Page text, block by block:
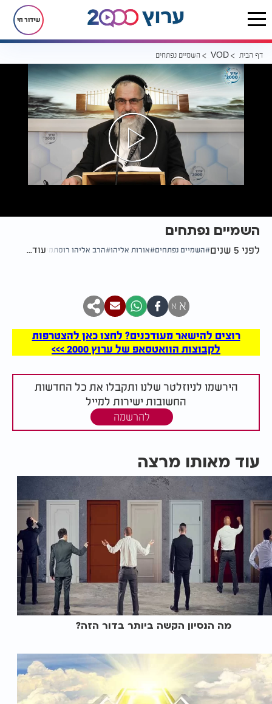
שידור חי
דף הבית VOD השמיים נפתחים
השמיים נפתחים
לפני 5 שנים השמיים נפתחים אורות אליהו הרב אליהו רוסתמי עוד...
א א
רוצים להישאר מעודכנים? לחצו כאן להצטרפות
לקבוצות הוואטסאפ של ערוץ 2000 >>>
הירשמו לניוזלטר שלנו ותקבלו את כל החדשות
החשובות ישירות למייל
להרשמה
עוד מאותו מרצה
מה הנסיון הקשה ביותר בדור הזה?